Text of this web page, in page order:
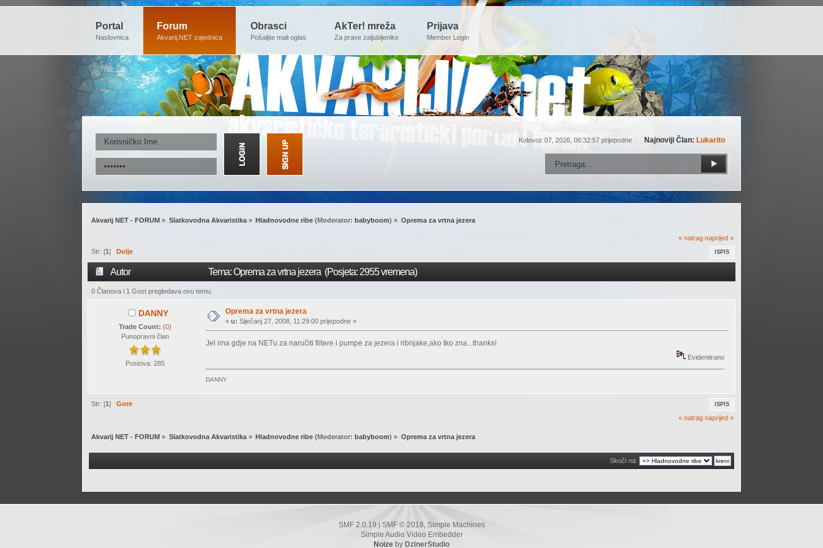
Portal
Naslovnica
Forum
Akvarij.NET zajednica
Obrasci
Pošaljite mali oglas
AkTer! mreža
Za prave zaljubljenike
Prijava
Member Login
Kolovoz 07, 2026, 06:32:57 prijepodne Najnoviji Član: Lukarito
Akvarij NET - FORUM » Slatkovodna Akvaristika» Hladnovodne ribe (Moderator: babyboom) » Oprema za vrtna jezera
« natrag naprijed »
ISPIS
Str: [1] Dolje
Autor Tema: Oprema za vrtna jezera (Posjeta: 2955 vremena)
0 Članova i 1 Gost pregledava ovu temu.
DANNY
Trade Count:(0)
Punopravni član
Postova: 285
Oprema za vrtna jezera
«u: Siječanj 27, 2008, 11:29:00 prijepodne »
Jel ima gdje na NETu za naručiti filtere i pumpe za jezera i ribnjake,ako tko zna...thanks!
Evidentirano
DANNY
ISPIS
Str: [1] Gore
« natrag naprijed »
Akvarij NET - FORUM » Slatkovodna Akvaristika» Hladnovodne ribe (Moderator:babyboom) » Oprema za vrtna jezera
Skoči na:
SMF 2.0.19 | SMF © 2018 Simple Machines
Simple Audio Video Embedder
Noize by DzinerStudio